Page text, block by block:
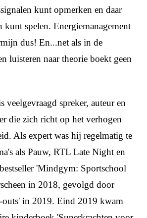
kunt opmerken en daar
kunt spelen. Energiemanagement
dus! En...net als in de
luisteren naar theorie boekt geen
veelgevraagd spreker, auteur en
die zich richt op het verhogen
Als expert was hij regelmatig te
als Pauw, RTL Late Night en
'Mindgym: Sportschool
in 2018, gevolgd door
in 2019. Eind 2019 kwam